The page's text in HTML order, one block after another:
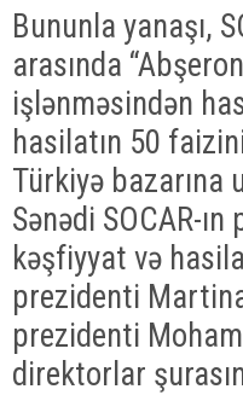
Bununla yanaşı,
arasında
işlənməsindən
hasilatın 50
Türkiyə bazarına
Sənədi SOCAR-
kəşfiyyat və
prezidenti
prezidenti
direktorlar